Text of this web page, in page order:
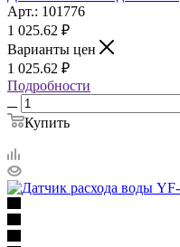
Арт.: 101776
1 025.62 ₽
Варианты цен
1 025.62 ₽
Подробности
Купить